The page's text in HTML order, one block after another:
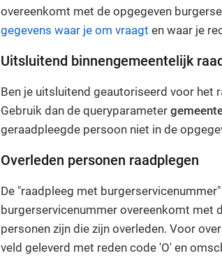
overeenkomt met de opgegeven
gegevens waar je om vraagt en waar je
Uitsluitend binnengemeentelijk
Ben je uitsluitend geautoriseerd voor het
Gebruik dan de queryparameter
geraadpleegde persoon niet in de
Overleden personen raadplegen
De "raadpleeg met
burgerservicenummer overeenkomt met
personen zijn die zijn overleden. Voor
veld geleverd met reden code 'O' en